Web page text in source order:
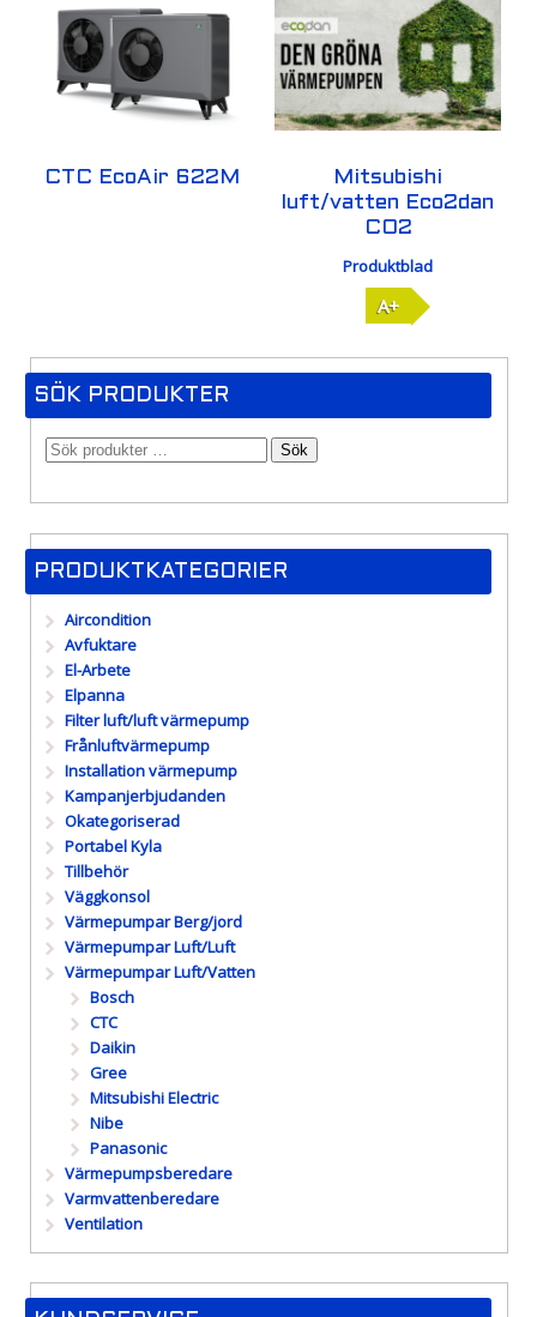
CTC EcoAir 622M
Mitsubishi
luft/vatten Eco2dan
CO2
Produktblad
A+
SÖK PRODUKTER
Sök
PRODUKTKATEGORIER
Aircondition
Avfuktare
El-Arbete
Elpanna
Filter luft/luft värmepump
Frånluftvärmepump
Installation värmepump
Kampanjerbjudanden
Okategoriserad
Portabel Kyla
Tillbehör
Väggkonsol
Värmepumpar Berg/jord
Värmepumpar Luft/Luft
Värmepumpar Luft/Vatten
Bosch
CTC
Daikin
Gree
Mitsubishi Electric
Nibe
Panasonic
Värmepumpsberedare
Varmvattenberedare
Ventilation